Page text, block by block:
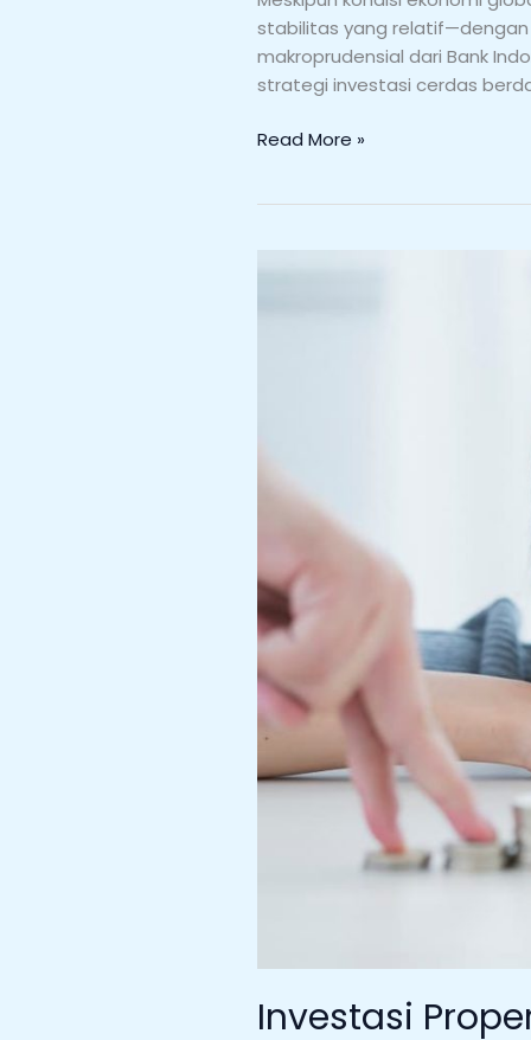
stabilitas yang
makroprudensial dari Bank
strategi investasi cerdas
Read More »
Investasi
Strategis